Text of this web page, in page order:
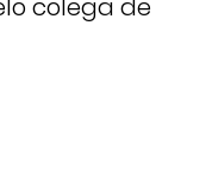
colega de